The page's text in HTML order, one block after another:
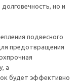
но и
подвесного
предотвращения
а
будет эффективно